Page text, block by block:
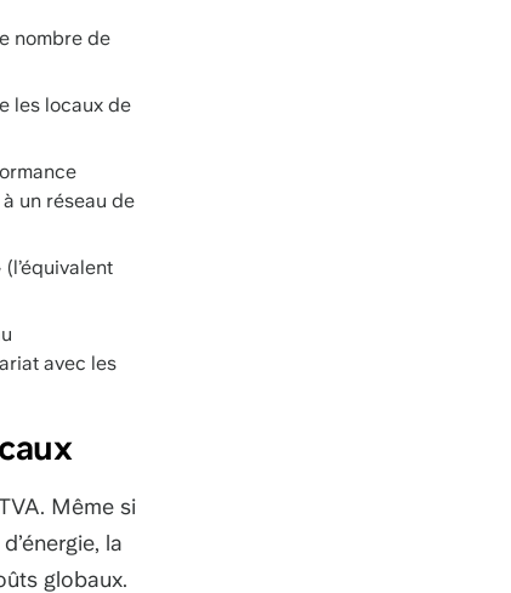
nombre de
les locaux de
un réseau de
avec les
Même si
la
globaux.